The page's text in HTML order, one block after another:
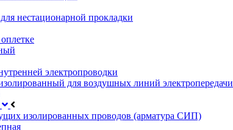
нестационарной прокладки
электропроводки
для воздушных линий электропередачи
изолированных проводов (арматура СИП)